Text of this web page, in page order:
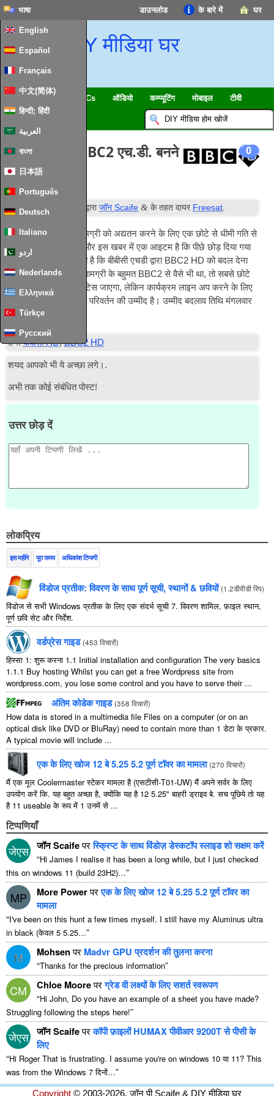
घर
के बारे में
डाउनलोड
भाषा
English
Español
Français
中文(简体)
हिन्दी; हिंदी
العربية
বাংলা
日本語
Português
Deutsch
Italiano
اردو
Nederlands
Ελληνικά
Türkçe
Русский
DIY मीडिया घर
स्मार्ट घर & IoT HTPCs ऑडियो कम्प्यूटिंग मोबाइल टीवी
0
बीबीसी एच.डी. BBC2 एच.डी. बनने
के लिए
प्रकाशित द्वाराजॉन Scaife & के तहत दायर Freesat.
मैं हाल ही में साइट पर सामग्री को अद्यतन करने के लिए एक छोटे से धीमी गति से
हो रही दौर किया गया है, और इस खबर में एक आइटम है कि पीछे छोड़ दिया गया
था। बीबीसी की घोषणा की है कि बीबीसी एचडी द्वारा BBC2 HD को बदल देना
चाहिए। BBC HD पर सामग्री के बहुमत BBC2 से वैसे भी था, तो सबसे छोटे
मतभेद fer खिलाडि़यों नोटिस जाएगा, लेकिन कार्यक्रम लाइन अप करने के लिए
एक नया लोगो और मामूली परिवर्तन की उम्मीद है। उम्मीद बदलाव तिथि मंगलवार
को 6:00 है 26
टैग: बीबीसी HD,BBC2 HD
शयद आपको भी ये अच्छा लगे।.
अभी तक कोई संबंधित पोस्ट!
उत्तर छोड़ दें
लोकप्रिय
इस महीने पूरा समय अधिकांश टिप्पणी
विंडोज प्रतीक: विवरण के साथ पूर्ण सूची, स्थानों & छवियों (1.2डीवीडी रिप)
विंडोज से सभी Windows प्रतीक के लिए एक संदर्भ सूची 7. विवरण शामिल, फ़ाइल स्थान,
पूर्ण छवि सेट और निर्देश.
वर्डप्रेस गाइड (453 विचारों)
हिस्सा 1: शुरू करना 1.1 Initial installation and configuration The very basics
1.1.1 Buy hosting Whilst you can get a free Wordpress site from
wordpress.com, you lose some control and you have to serve their...
अंतिम कोडेक गाइड (358 विचारों)
How data is stored in a multimedia file Files on a computer(or on an
optical disk like DVD or BluRay) need to contain more than 1 डेटा के प्रकार.
A typical movie will include ...
एक के लिए खोज 12 बे 5.25 5.2 पूर्ण टॉवर का मामला (270 विचारों)
मैं एक मूल Coolermaster स्टेकर मामला है (एसटीसी-T01-UW) मैं अपने सर्वर के लिए
उपयोग करें कि. यह बहुत अच्छा है, क्योंकि यह है 12 5.25" बाहरी ड्राइव बे. सच पूछिये तो यह
है 11 useable के रूप में 1 उनमें से ...
टिप्पणियाँ
जेएस जॉन Scaifeपरस्क्रिप्ट के साथ विंडोज़ डेस्कटॉप स्लाइड शो सक्षम करें
“Hi James I realise it has been a long while, but I just checked
this on windows 11 (build 23H2)…”
MP More Powerपरएक के लिए खोज 12 बे 5.25 5.2 पूर्ण टॉवर का
मामला
“I've been on this hunt a few times myself. I still have my Aluminus ultra
in black (केवल 5 5.25…”
M Mohsenपर Madvr GPU प्रदर्शन की तुलना करना
“Thanks for the precious information”
CM Chloe Mooreपरग्रेड वी लक्ष्यों के लिए सशर्त स्वरूपण
“Hi John, Do you have an example of a sheet you have made?
Struggling following the steps here!”
जेएस जॉन Scaifeपरकॉपी फ़ाइलों HUMAX पीवीआर 9200T से पीसी के
लिए
“Hi Roger That is frustrating. I assume you're on windows 10 या 11? This
was from the Windows 7 दिनों…”
Copyright © 2003-2026, जॉन पी Scaife & DIY मीडिया घर